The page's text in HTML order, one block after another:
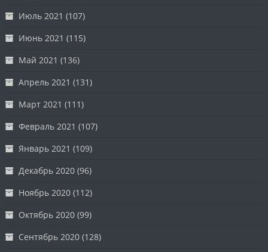
Июль 2021 (107)
Июнь 2021 (115)
Май 2021 (136)
Апрель 2021 (131)
Март 2021 (111)
Февраль 2021 (107)
Январь 2021 (109)
Декабрь 2020 (96)
Ноябрь 2020 (112)
Октябрь 2020 (99)
Сентябрь 2020 (128)